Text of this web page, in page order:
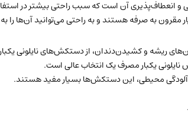
و انعطاف‌پذیری آن است که سبب راحتی بیشتر در
مقرون به صرفه هستند و به راحتی می‌توانید آن‌ها را
ریشه و کشیدن‌دندان، از دستکش‌های نایلونی
یکبار مصرف یک انتخاب عالی است.
آلودگی محیطی، این دستکش‌ها بسیار مفید هستند.